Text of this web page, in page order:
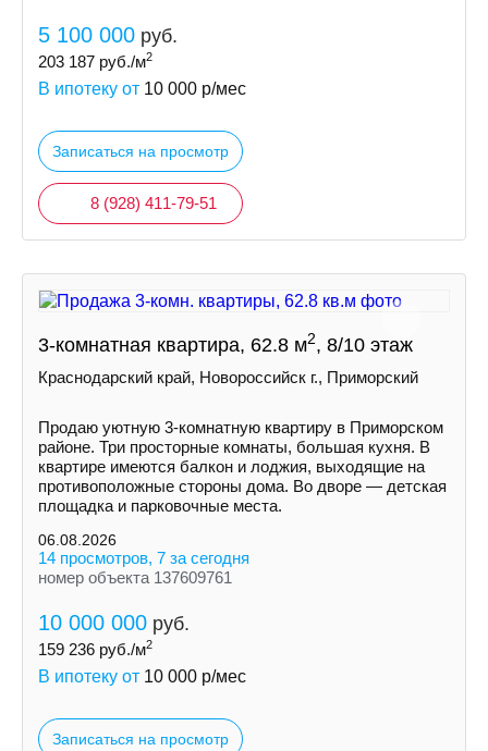
5 100 000 руб.
203 187 руб./м2
В ипотеку от 10 000 р/мес
Записаться на просмотр
8 (928) 411-79-51
3-комнатная квартира, 62.8 м2, 8/10 этаж
Краснодарский край, Новороссийск г., Приморский
Продаю уютную 3-комнатную квартиру в Приморском
районе. Три просторные комнаты, большая кухня. В
квартире имеются балкон и лоджия, выходящие на
противоположные стороны дома. Во дворе — детская
площадка и парковочные места.
06.08.2026
14 просмотров, 7 за сегодня
номер объекта 137609761
10 000 000 руб.
159 236 руб./м2
В ипотеку от 10 000 р/мес
Записаться на просмотр